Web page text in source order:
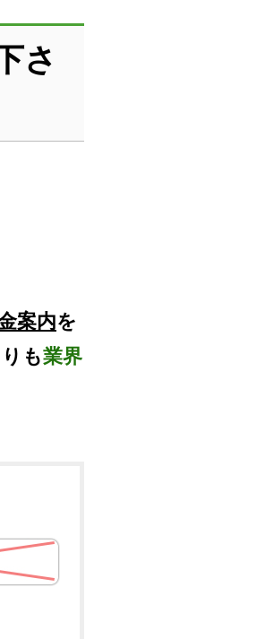
さ
案内を
も業界